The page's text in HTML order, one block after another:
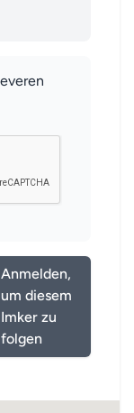
Anmelden,
um diesem
Imker zu
folgen